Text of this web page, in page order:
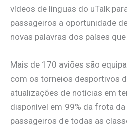
vídeos de línguas do uTalk
passageiros a oportunidade
novas palavras dos países
Mais de 170 aviões são
com os torneios desportivos
atualizações de notícias em
disponível em 99% da frota
passageiros de todas as